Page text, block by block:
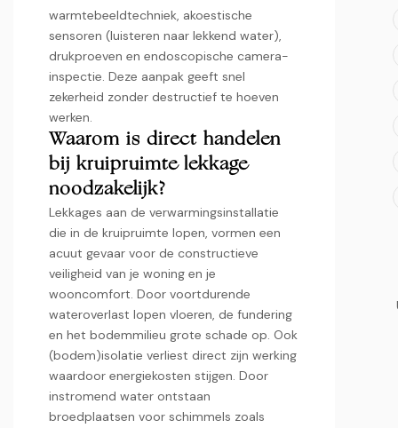
warmtebeeldtechniek, akoestische
sensoren (luisteren naar lekkend water),
drukproeven en endoscopische camera-
inspectie.​ Deze aanpak geeft snel
zekerheid zonder destructief te hoeven
werken.​
Waarom is direct handelen
bij kruipruimte lekkage
noodzakelijk?
Lekkages aan de verwarmingsinstallatie
die in de kruipruimte lopen, vormen een
acuut gevaar voor de constructieve
veiligheid van je woning en je
wooncomfort.​ Door voortdurende
wateroverlast lopen vloeren, de fundering
en het bodemmilieu grote schade op.​ Ook
(bodem)isolatie verliest direct zijn werking
waardoor energiekosten stijgen.​ Door
instromend water ontstaan
broedplaatsen voor schimmels zoals